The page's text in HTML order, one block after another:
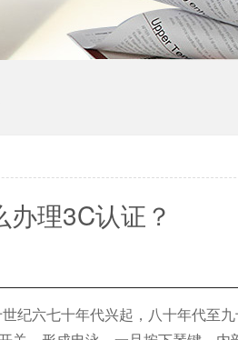
办理3C认证？
纪六七十年代兴起，八十年代至